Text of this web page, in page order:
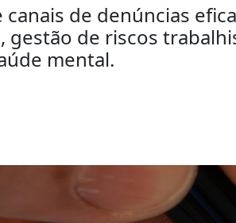
de denúncias
gestão de riscos
mental.